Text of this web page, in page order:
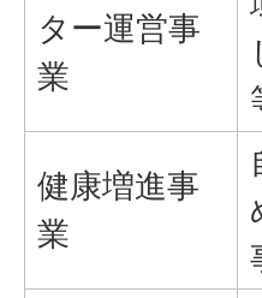
ター運営事
業
健康増進事
業